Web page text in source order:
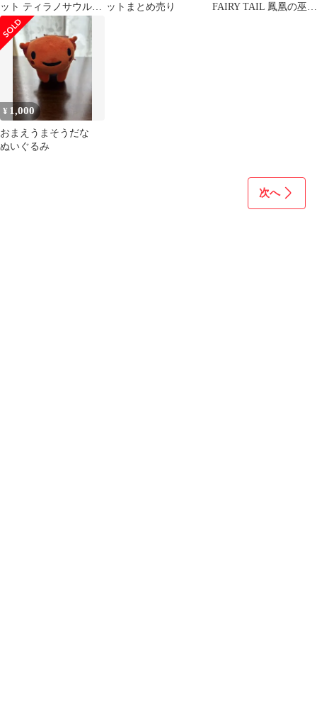
ット ティラノサウルス
ティラポン 宮西達也 ポ
プラ社
ットまとめ売り
FAIRY TAIL 鳳凰の巫女
¥ 1,000
おまえうまそうだな
ぬいぐるみ
次へ